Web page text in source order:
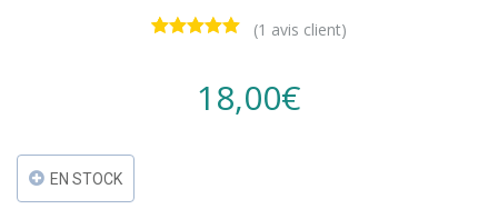
notation
(1 avis client)
18,00€
EN STOCK